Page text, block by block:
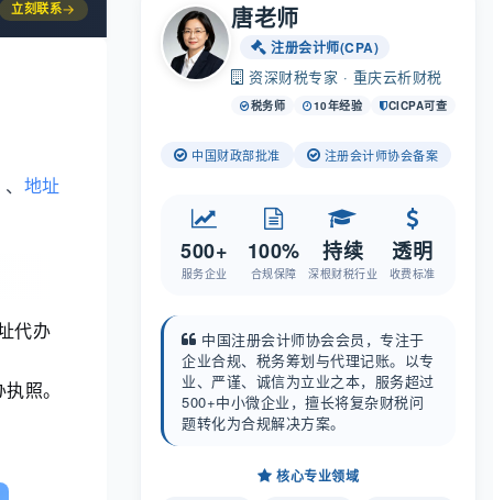
立刻联系→
地址
代办
照。
唐老师
注册会计师(CPA)
资深财税专家 · 重庆云析财税
税务师 10年经验 CICPA可查
中国财政部批准 注册会计师协会备案
500+
服务企业
100%
合规保障
持续
深根财税行业
透明
收费标准
中国注册会计师协会会员，专注于
企业合规、税务筹划与代理记账。以专
业、严谨、诚信为立业之本，服务超过
500+中小微企业，擅长将复杂财税问
题转化为合规解决方案。
核心专业领域